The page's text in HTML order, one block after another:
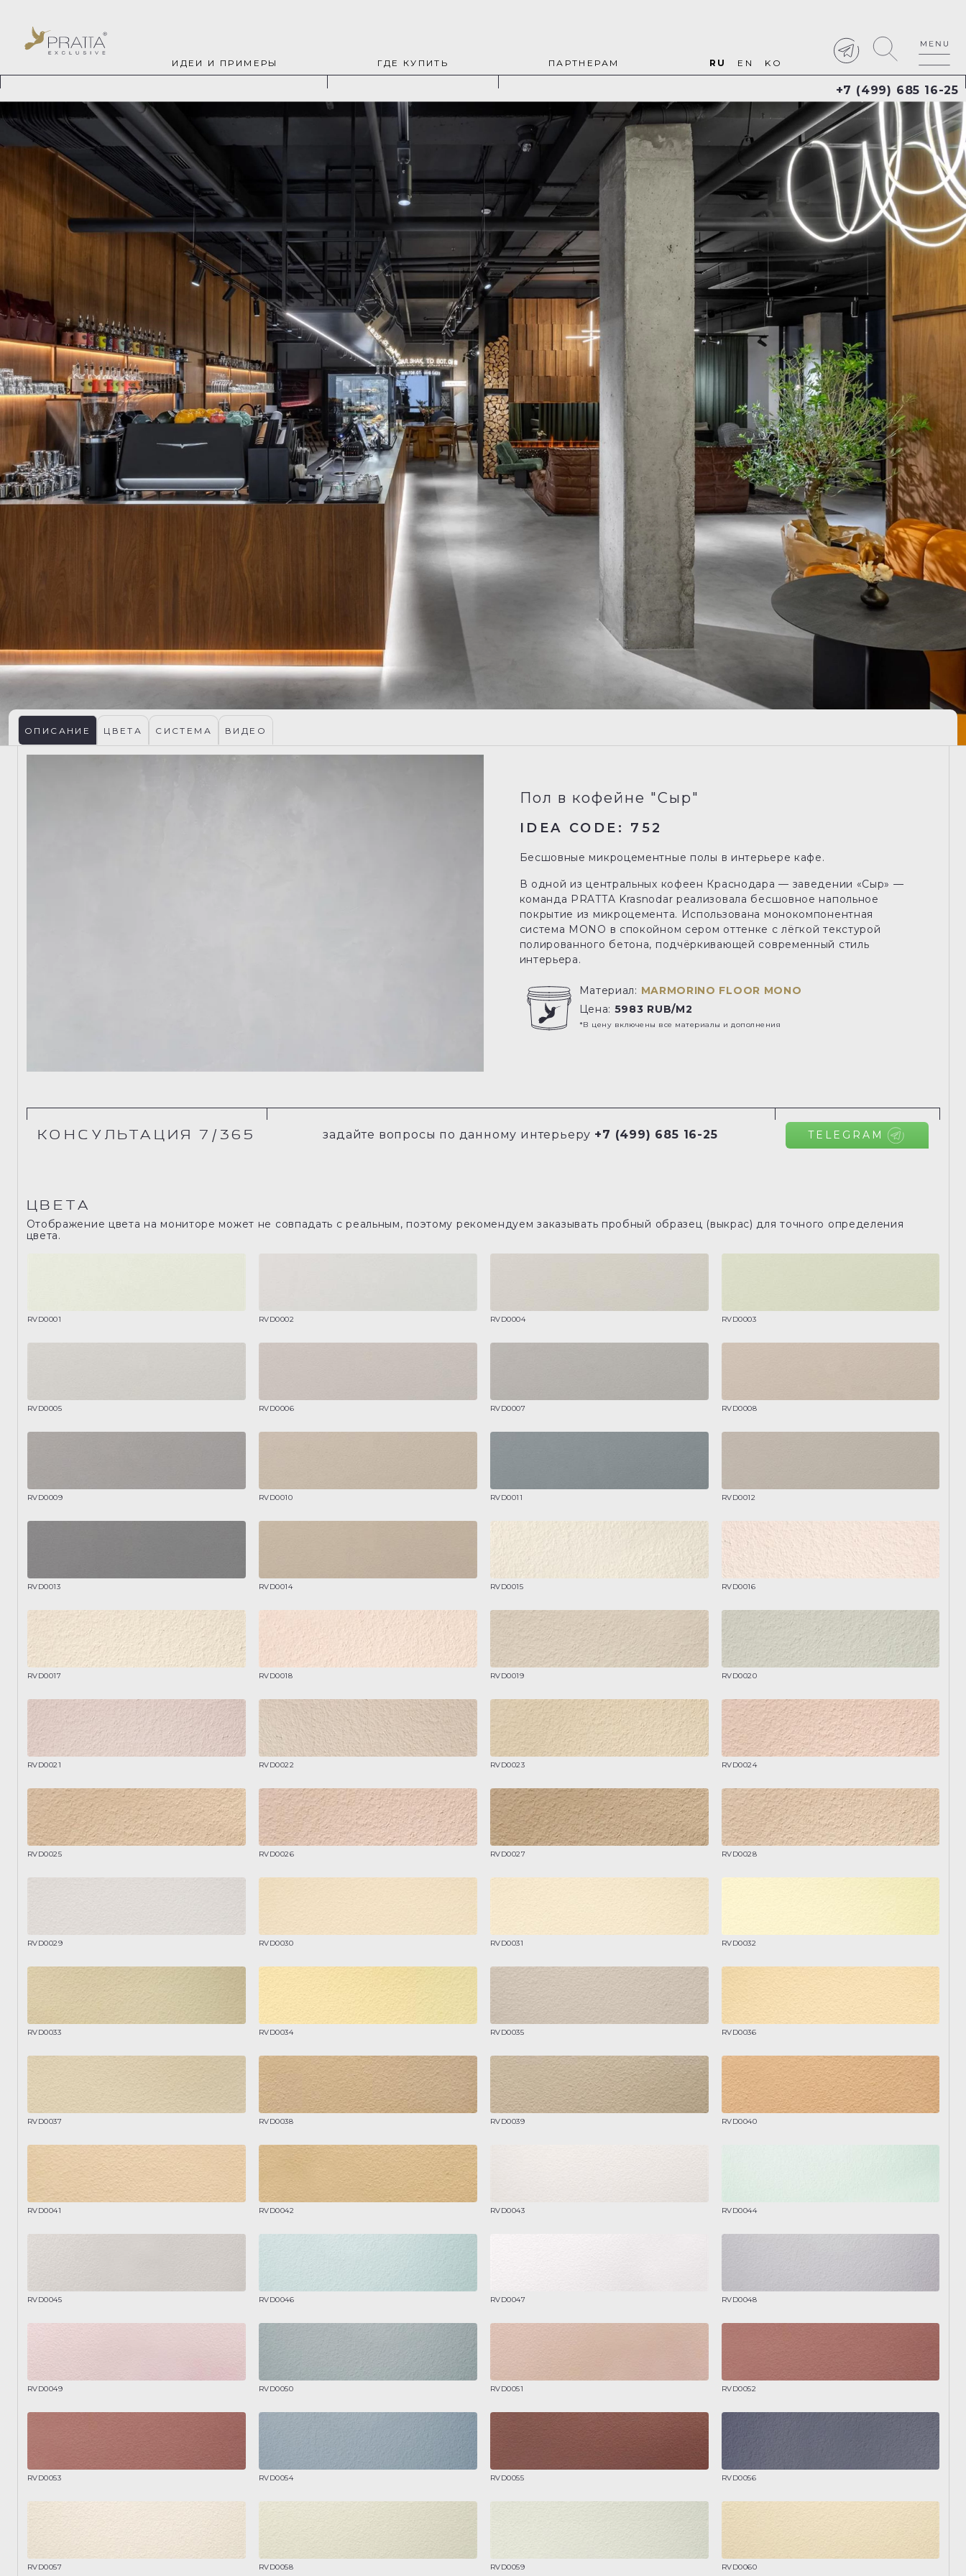
ИДЕИ И ПРИМЕРЫ ГДЕ КУПИТЬ ПАРТНЕРАМ RU EN KO
+7 (499) 685 16-25
ОПИСАНИЕ ЦВЕТА СИСТЕМА ВИДЕО
Пол в кофейне "Сыр"
IDEA CODE: 752
Бесшовные микроцементные полы в интерьере кафе.
В одной из центральных кофеен Краснодара — заведении «Сыр» —
команда PRATTA Krasnodar реализовала бесшовное напольное
покрытие из микроцемента. Использована монокомпонентная
система MONO в спокойном сером оттенке с лёгкой текстурой
полированного бетона, подчёркивающей современный стиль
интерьера.
Материал: MARMORINO FLOOR MONO
Цена: 5983 RUB/M2
*В цену включены все материалы и дополнения
КОНСУЛЬТАЦИЯ 7/365 задайте вопросы по данному интерьеру +7 (499) 685 16-25 TELEGRAM
ЦВЕТА
Отображение цвета на мониторе может не совпадать с реальным, поэтому рекомендуем заказывать пробный образец (выкрас) для точного определения
цвета.
RVD0001 RVD0002 RVD0004 RVD0003
RVD0005 RVD0006 RVD0007 RVD0008
RVD0009 RVD0010 RVD0011 RVD0012
RVD0013 RVD0014 RVD0015 RVD0016
RVD0017 RVD0018 RVD0019 RVD0020
RVD0021 RVD0022 RVD0023 RVD0024
RVD0025 RVD0026 RVD0027 RVD0028
RVD0029 RVD0030 RVD0031 RVD0032
RVD0033 RVD0034 RVD0035 RVD0036
RVD0037 RVD0038 RVD0039 RVD0040
RVD0041 RVD0042 RVD0043 RVD0044
RVD0045 RVD0046 RVD0047 RVD0048
RVD0049 RVD0050 RVD0051 RVD0052
RVD0053 RVD0054 RVD0055 RVD0056
RVD0057 RVD0058 RVD0059 RVD0060